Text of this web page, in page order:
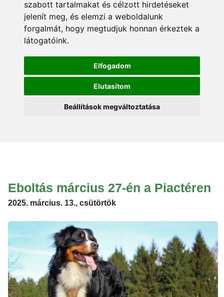
szabott tartalmakat és célzott hirdetéseket
jelenít meg, és elemzi a weboldalunk
forgalmát, hogy megtudjuk honnan érkeztek a
látogatóink.
Elfogadom
Elutasítom
Beállítások megváltoztatása
Eboltás március 27-én a Piactéren
2025. március. 13., csütörtök